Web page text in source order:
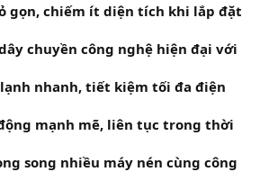
gọn, chiếm ít diện tích khi lắp đặt
chuyền công nghệ hiện đại với
nhanh, tiết kiệm tối đa điện
mạnh mẽ, liên tục trong thời
song nhiều máy nén cùng công